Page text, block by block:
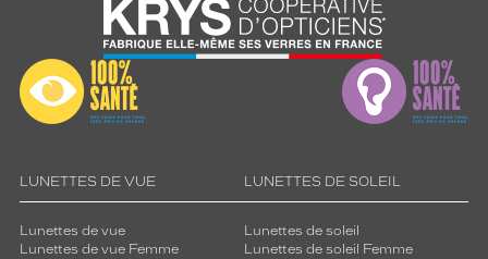
LUNETTES DE VUE
Lunettes de vue
Lunettes de vue Femme
LUNETTES DE SOLEIL
Lunettes de soleil
Lunettes de soleil Femme